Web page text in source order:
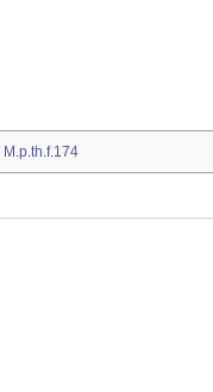
M.p.th.f.174